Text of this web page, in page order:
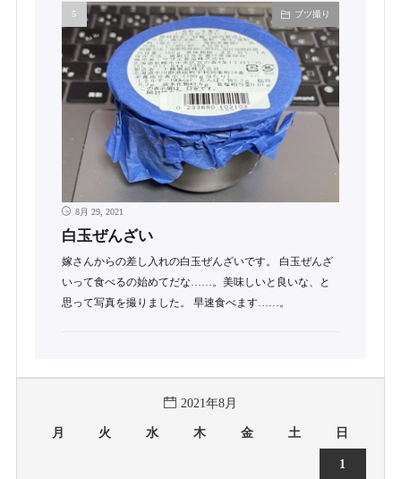
ブツ撮り
8月 29, 2021
白玉ぜんざい
嫁さんからの差し入れの白玉ぜんざいです。 白玉ぜんざ
いって食べるの始めてだな……。美味しいと良いな、と
思って写真を撮りました。 早速食べます……。
2021年8月
月 火 水 木 金 土 日
1